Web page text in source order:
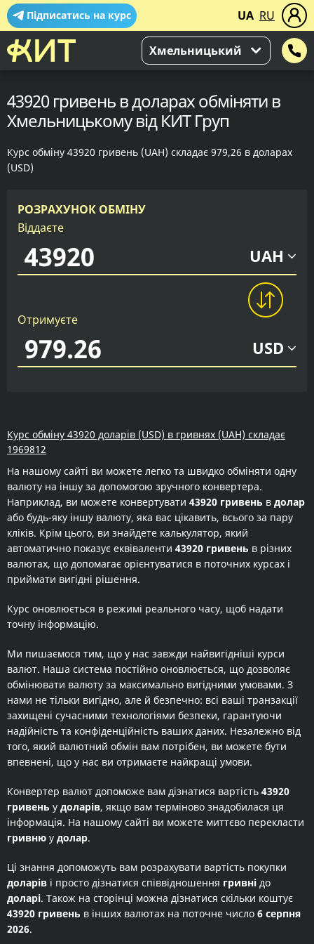
Підписатись на курс UA RU
Хмельницький
43920 гривень в доларах обміняти в
Хмельницькому від КИТ Груп
Курс обміну 43920 гривень (UAH) складає 979,26 в доларах
(USD)
РОЗРАХУНОК ОБМІНУ
Віддаєте
UAH
Отримуєте
USD
Курс обміну 43920 доларів (USD) в гривнях (UAH) складає
1969812
На нашому сайті ви можете легко та швидко обміняти одну
валюту на іншу за допомогою зручного конвертера.
Наприклад, ви можете конвертувати 43920 гривень в долар
або будь-яку іншу валюту, яка вас цікавить, всього за пару
кліків. Крім цього, ви знайдете калькулятор, який
автоматично показує еквіваленти 43920 гривень в різних
валютах, що допомагає орієнтуватися в поточних курсах і
приймати вигідні рішення.
Курс оновлюється в режимі реального часу, щоб надати
точну інформацію.
Ми пишаємося тим, що у нас завжди найвигідніші курси
валют. Наша система постійно оновлюється, що дозволяє
обмінювати валюту за максимально вигідними умовами. З
нами не тільки вигідно, але й безпечно: всі ваші транзакції
захищені сучасними технологіями безпеки, гарантуючи
надійність та конфіденційність ваших даних. Незалежно від
того, який валютний обмін вам потрібен, ви можете бути
впевнені, що у нас ви отримаєте найкращі умови.
Конвертер валют допоможе вам дізнатися вартість 43920
гривень у доларів, якщо вам терміново знадобилася ця
інформація. На нашому сайті ви можете миттєво перекласти
гривню у долар.
Ці знання допоможуть вам розрахувати вартість покупки
доларів і просто дізнатися співвідношення гривні до
доларі. Також на сторінці можна дізнатися скільки коштує
43920 гривень в інших валютах на поточне число 6 серпня
2026.